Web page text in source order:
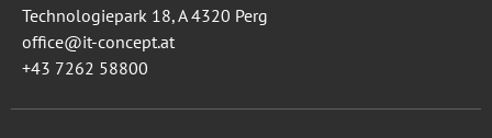
Technologiepark 18, A 4320 Perg
office@it-concept.at
+43 7262 58800